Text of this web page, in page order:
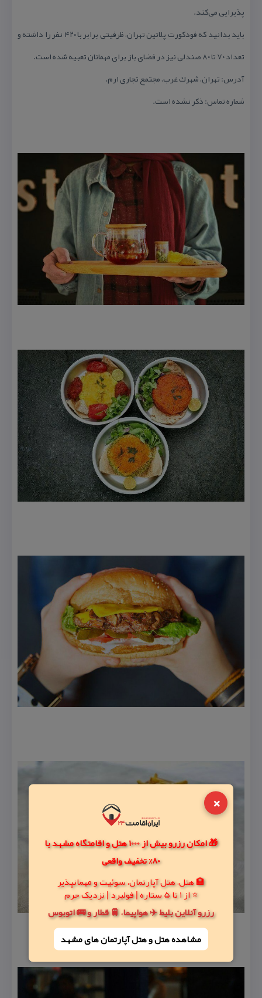
×
🎁 امکان رزرو بیش از 1000 هتل و اقامتگاه مشهد با
80% تخفیف واقعی
🏨 هتل، هتل آپارتمان، سوئیت و مهمانپذیر
⭐ از 1 تا 5 ستاره | فولبرد | نزدیک حرم
رزرو آنلاین بلیط ✈️ هواپیما، 🚆 قطار و 🚌 اتوبوس
مشاهده هتل و هتل‌ آپارتمان های مشهد
پذیرایی می‌كند.
باید بدانید كه فودكورت پلاتین تهران، ظرفیتی برابر با ۴۲۰ نفر را داشته و
تعداد ۷۰ تا ۸۰ صندلی نیز در فضای باز برای مهمانان تعبیه شده است.
آدرس: تهران، شهرك غرب، مجتمع تجاری ارم.
شماره تماس: ذكر نشده است.